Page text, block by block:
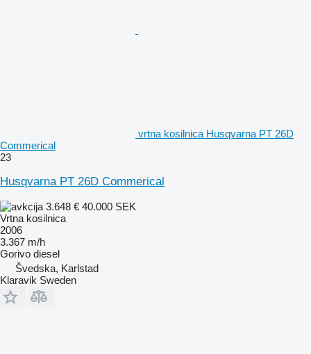
vrtna kosilnica Husqvarna PT 26D
Commerical
23
Husqvarna PT 26D Commerical
3.648 € 40.000 SEK
Vrtna kosilnica
2006
3.367 m/h
Gorivo diesel
Švedska, Karlstad
Klaravik Sweden